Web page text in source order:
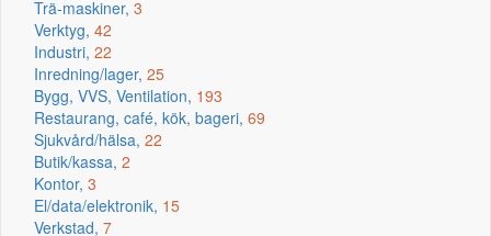
Trä-maskiner, 3
Verktyg, 42
Industri, 22
Inredning/lager, 25
Bygg, VVS, Ventilation, 193
Restaurang, café, kök, bageri, 69
Sjukvård/hälsa, 22
Butik/kassa, 2
Kontor, 3
El/data/elektronik, 15
Verkstad, 7